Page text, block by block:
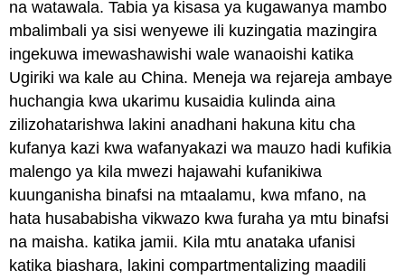
na watawala. Tabia ya kisasa ya kugawanya mambo
mbalimbali ya sisi wenyewe ili kuzingatia mazingira
ingekuwa imewashawishi wale wanaoishi katika
Ugiriki wa kale au China. Meneja wa rejareja ambaye
huchangia kwa ukarimu kusaidia kulinda aina
zilizohatarishwa lakini anadhani hakuna kitu cha
kufanya kazi kwa wafanyakazi wa mauzo hadi kufikia
malengo ya kila mwezi hajawahi kufanikiwa
kuunganisha binafsi na mtaalamu, kwa mfano, na
hata husababisha vikwazo kwa furaha ya mtu binafsi
na maisha. katika jamii. Kila mtu anataka ufanisi
katika biashara, lakini compartmentalizing maadili